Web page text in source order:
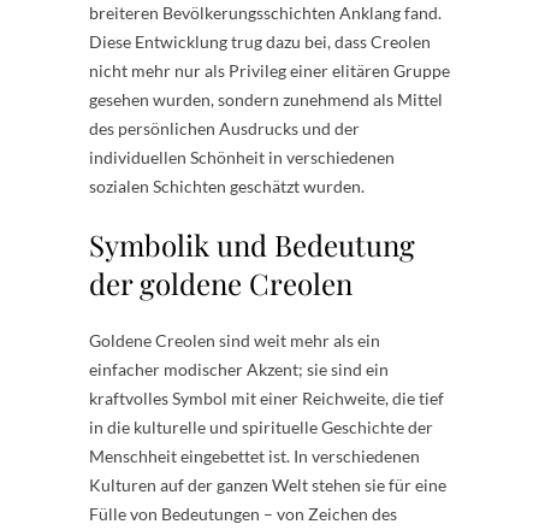
breiteren Bevölkerungsschichten Anklang fand.
Diese Entwicklung trug dazu bei, dass Creolen
nicht mehr nur als Privileg einer elitären Gruppe
gesehen wurden, sondern zunehmend als Mittel
des persönlichen Ausdrucks und der
individuellen Schönheit in verschiedenen
sozialen Schichten geschätzt wurden.
Symbolik und Bedeutung
der goldene Creolen
Goldene Creolen sind weit mehr als ein
einfacher modischer Akzent; sie sind ein
kraftvolles Symbol mit einer Reichweite, die tief
in die kulturelle und spirituelle Geschichte der
Menschheit eingebettet ist. In verschiedenen
Kulturen auf der ganzen Welt stehen sie für eine
Fülle von Bedeutungen – von Zeichen des